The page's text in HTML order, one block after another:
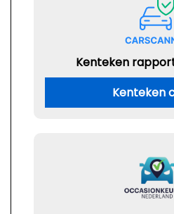
Kenteken
Kenteken